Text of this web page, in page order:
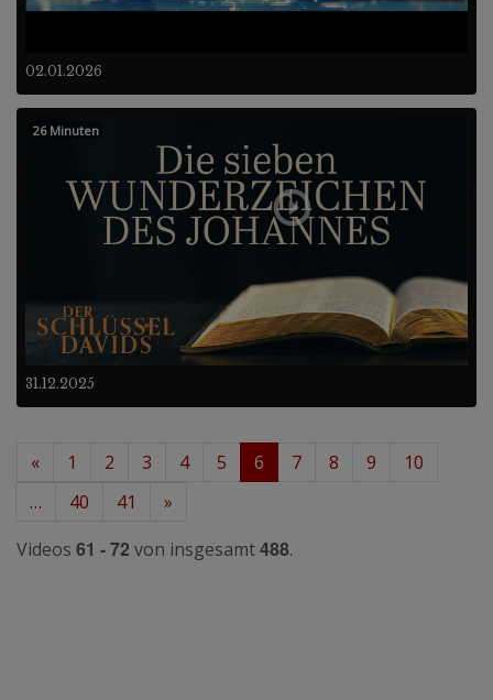
02.01.2026
31.12.2025
26 Minuten
« 1 2 3 4 5 6 7 8 9
10
…
40 41
»
Videos 61 - 72 von insgesamt488.